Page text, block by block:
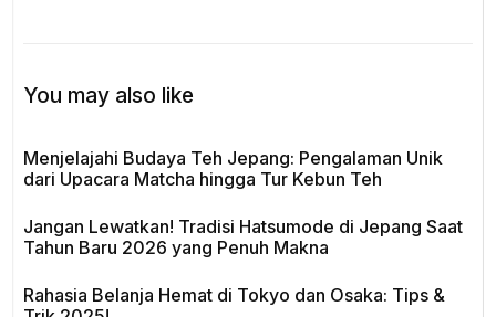
You may also like
Menjelajahi Budaya Teh Jepang: Pengalaman Unik
dari Upacara Matcha hingga Tur Kebun Teh
Jangan Lewatkan! Tradisi Hatsumode di Jepang Saat
Tahun Baru 2026 yang Penuh Makna
Rahasia Belanja Hemat di Tokyo dan Osaka: Tips &